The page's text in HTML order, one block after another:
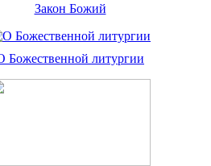
Закон Божий
Божественной литургии